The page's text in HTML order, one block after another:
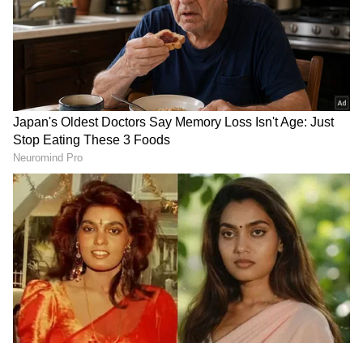
ಭಾರತ ಸರ್ಕಾರವು ಎಸ್‌ಬಿಐ ಬ್ಯಾಂಕಿನಲ್ಲಿ ಶೇಕಡಾ 55 ರಷ್ಟು
ಪಾಲನ್ನು ಹೊಂದುವ ಮೂಲಕ ಅತ್ಯಂತ ದೊಡ್ಡ ಶೇರುದಾರ